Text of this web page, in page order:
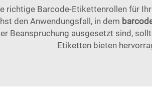
richtige Barcode-Etikettenrollen für
den Anwendungsfall, in dem
Beanspruchung ausgesetzt sind,
Etiketten bieten